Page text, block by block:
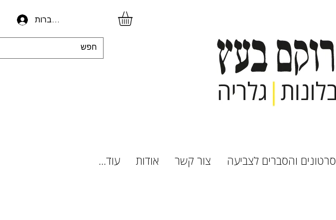
להתחברות
סרטונים והסברים לצביעה צור קשר אודות עוד...